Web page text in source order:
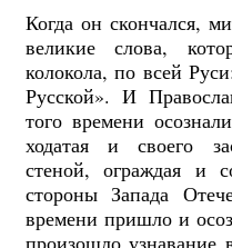
Когда он скончался,
великие слова,
колокола, по всей
Русской». И
того времени
ходатая и своего
стеной, ограждая и
стороны Запада
времени пришло и
произошло узнавание